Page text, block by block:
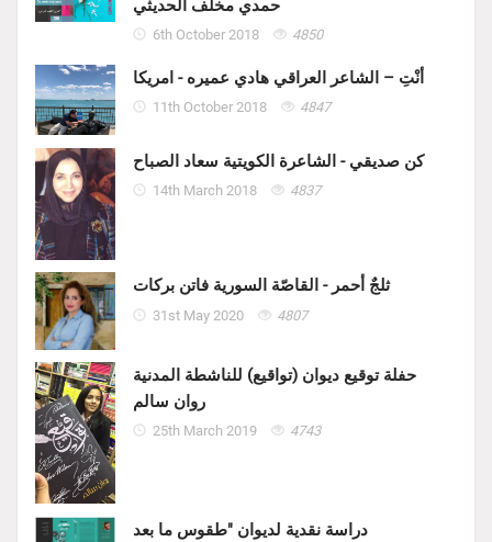
حمدي مخلف الحديثي
6th October 2018 4850
أنْتِ – الشاعر العراقي هادي عميره - امريكا
11th October 2018 4847
كن صديقي - الشاعرة الكويتية سعاد الصباح
14th March 2018 4837
ثلجٌ أحمر - القاصّة السورية فاتن بركات
31st May 2020 4807
حفلة توقيع ديوان (تواقيع) للناشطة المدنية
روان سالم
25th March 2019 4743
دراسة نقدية لديوان "طقوس ما بعد